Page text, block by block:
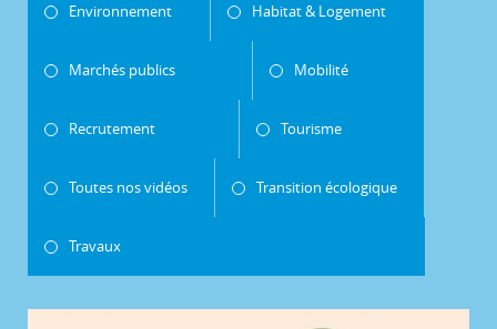
Environnement Habitat & Logement
Marchés publics Mobilité
Recrutement Tourisme
Toutes nos vidéos Transition écologique
Travaux